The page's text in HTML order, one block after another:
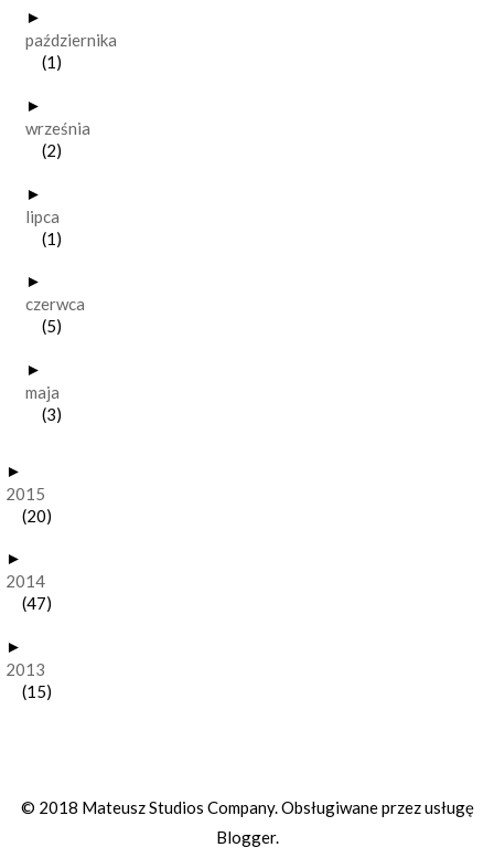
►
października
(1)
►
września
(2)
►
lipca
(1)
►
czerwca
(5)
►
maja
(3)
►
2015
(20)
►
2014
(47)
►
2013
(15)
© 2018 Mateusz Studios Company. Obsługiwane przez usługę
Blogger.